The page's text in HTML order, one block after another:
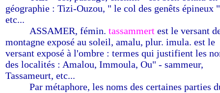
géographie : Tizi-Ouzou, " le col des genêts épineux
etc...
ASSAMER, fémin. tassammert est le versant
montagne exposé au soleil, amalu, plur. imula. est le
versant exposé à l'ombre : termes qui justifient les
des localités : Amalou, Immoula, Ou" - sammeur,
Tassameurt, etc...
Par métaphore, les noms des certaines parties